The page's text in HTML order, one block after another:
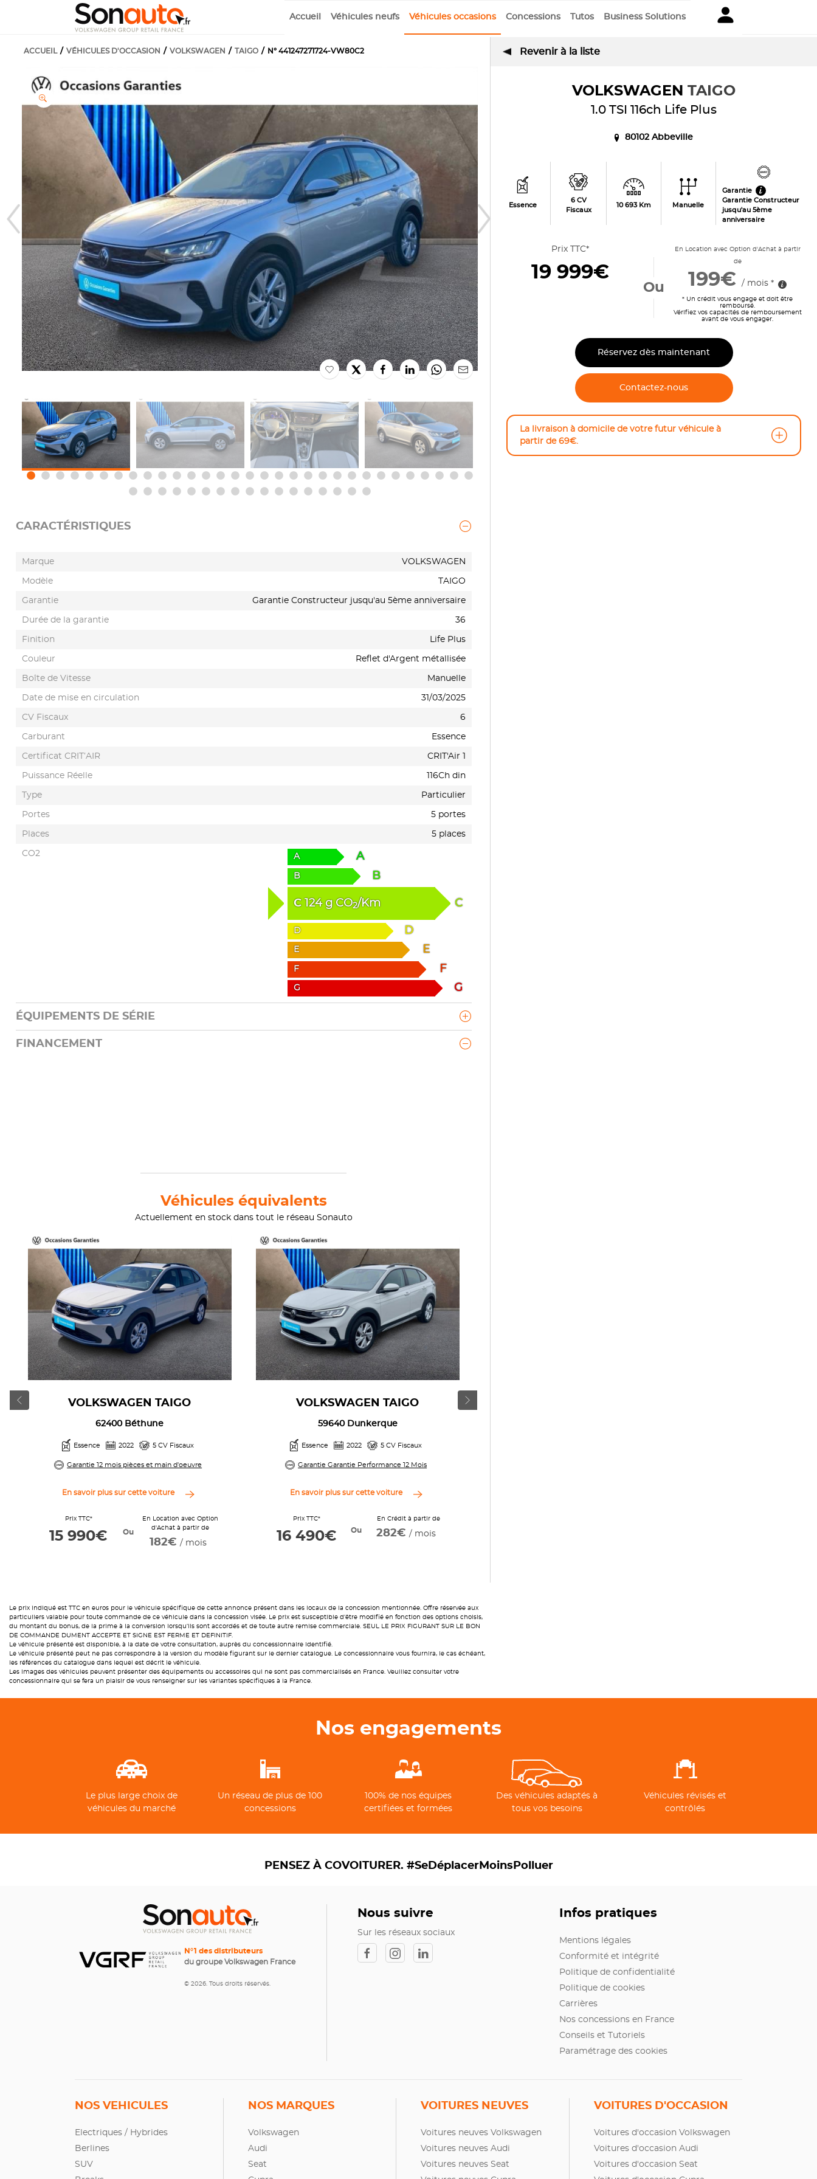
Accueil Véhicules neufs Véhicules occasions Concessions Tutos Business Solutions
ACCUEIL VÉHICULES D'OCCASION VOLKSWAGEN TAIGO N° 441247271724-VW80C2
CARACTÉRISTIQUES
Marque VOLKSWAGEN
Modèle TAIGO
Garantie Garantie Constructeur jusqu'au 5ème anniversaire
Durée de la garantie 36
Finition Life Plus
Couleur Reflet d'Argent métallisée
Boîte de Vitesse Manuelle
Date de mise en circulation 31/03/2025
CV Fiscaux 6
Carburant Essence
Certificat CRIT’AIR CRIT'Air 1
Puissance Réelle 116Ch din
Type Particulier
Portes 5 portes
Places 5 places
CO2 A A
B B
C124 gCO2/Km C
D D
E E
F F
G G
ÉQUIPEMENTS DE SÉRIE
FINANCEMENT
Véhicules équivalents
Actuellement en stock dans tout le réseau Sonauto
VOLKSWAGEN TAIGO
62400 Béthune
Essence 2022 5 CV Fiscaux
Garantie 12 mois pièces et main d'oeuvre
En savoir plus sur cette voiture
Prix TTC*
15 990€ Ou
En Location avec Option
d'Achat à partir de
182€ / mois
VOLKSWAGEN TAIGO
59640 Dunkerque
Essence 2022 5 CV Fiscaux
Garantie Garantie Performance 12 Mois
En savoir plus sur cette voiture
Prix TTC*
16 490€ Ou
En Crédit à partir de
282€ / mois
Revenir à la liste
VOLKSWAGENTAIGO
1.0 TSI 116ch Life Plus
80102 Abbeville
Essence
6 CV
Fiscaux
10 693 Km Manuelle
Garantie
Garantie Constructeur
jusqu'au 5ème
anniversaire
Prix TTC*
19 999€
Ou
En Location avec Option d'Achat à partir
de
199€ / mois *
* Un crédit vous engage et doit être
remboursé.
Vérifiez vos capacités de remboursement
avant de vous engager.
Réservez dès maintenant
Contactez-nous
La livraison à domicile de votre futur véhicule à
partir de 69€.
Le prix indiqué est TTC en euros pour le véhicule spécifique de cette annonce présent dans les locaux de la concession mentionnée. Offre réservée aux
particuliers valable pour toute commande de ce véhicule dans la concession visée. Le prix est susceptible d’être modifié en fonction des options choisis,
du montant du bonus, de la prime à la conversion lorsqu’ils sont accordés et de toute autre remise commerciale. SEUL LE PRIX FIGURANT SUR LE BON
DE COMMANDE DUMENT ACCEPTE ET SIGNE EST FERME ET DEFINITIF.
Le véhicule présenté est disponible, à la date de votre consultation, auprès du concessionnaire identifié.
Le véhicule présenté peut ne pas correspondre à la version du modèle figurant sur le dernier catalogue. Le concessionnaire vous fournira, le cas échéant,
les références du catalogue dans lequel est décrit le véhicule.
Les images des véhicules peuvent présenter des équipements ou accessoires qui ne sont pas commercialisés en France. Veuillez consulter votre
concessionnaire qui se fera un plaisir de vous renseigner sur les variantes spécifiques à la France.
Nos engagements
Le plus large choix de
véhicules du marché
Un réseau de plus de 100
concessions
100% de nos équipes
certifiées et formées
Des véhicules adaptés à
tous vos besoins
Véhicules révisés et
contrôlés
PENSEZ À COVOITURER. #SeDéplacerMoinsPolluer
N°1 des distributeurs
du groupe Volkswagen France
© 2026. Tous droits réservés.
Nous suivre
Sur les réseaux sociaux
Infos pratiques
Mentions légales
Conformité et intégrité
Politique de confidentialité
Politique de cookies
Carrières
Nos concessions en France
Conseils et Tutoriels
Paramétrage des cookies
NOS VEHICULES
Electriques / Hybrides
Berlines
SUV
NOS MARQUES
Volkswagen
Audi
Seat
VOITURES NEUVES
Voitures neuves Volkswagen
Voitures neuves Audi
Voitures neuves Seat
VOITURES D'OCCASION
Voitures d'occasion Volkswagen
Voitures d'occasion Audi
Voitures d'occasion Seat